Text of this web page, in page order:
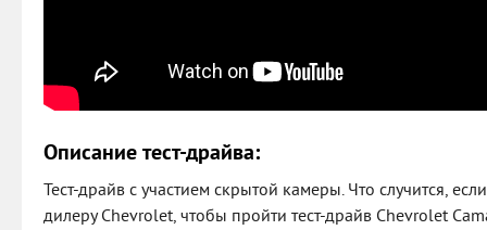
Описание тест-драйва:
Тест-драйв с участием скрытой камеры. Что случится,
дилеру Chevrolet, чтобы пройти тест-драйв Chevrolet